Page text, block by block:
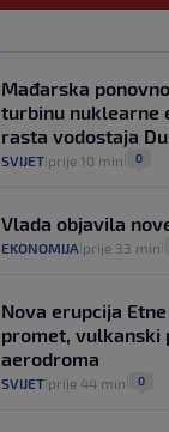
VIJESTI 3. kol. 2
rajčica košta
vidjeti na
VIJESTI 3. kol. 8
Mađarska
turbinu nuklearne
rasta vodostaja
SVIJET prije 10 min 0
Vlada objavila
EKONOMIJA prije 33 min
Nova erupcija
promet, vulkanski
aerodroma
SVIJET prije 44 min 0